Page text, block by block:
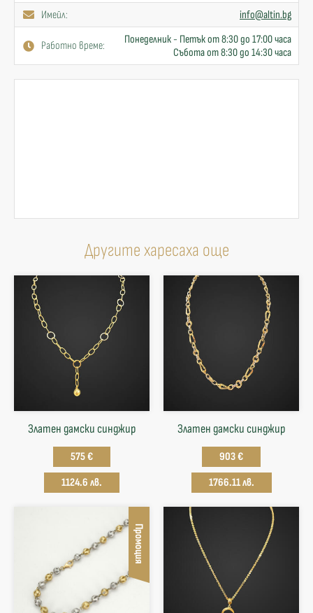
Имейл:
info@altin.bg
Работно време:
Понеделник - Петък от 8:30 до 17:00 часа
Събота от 8:30 до 14:30 часа
Другите харесаха още
Златен дамски синджир
575 €
1124.6 лв.
Златен дамски синджир
903 €
1766.11 лв.
Промоция